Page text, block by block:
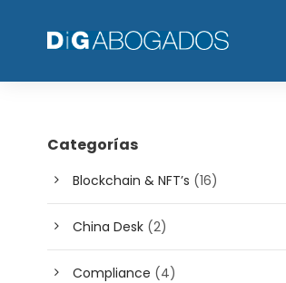
Categorías
Blockchain & NFT’s (16)
China Desk (2)
Compliance (4)